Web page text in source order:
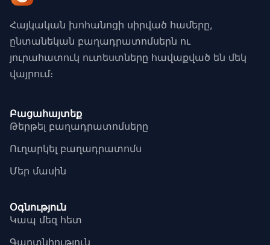
Հայկական խոհանոցի սիրված համերը,
ընտանեկան բաղադրատոմսերն ու
յուրահատուկ ուտեստները հավաքված են մեկ
վայրում։
Բացահայտեք
Թերթել բաղադրատոմսերը
Ուղարկել բաղադրատոմս
Մեր մասին
Օգնություն
Կապ մեզ հետ
Գաղտնիություն